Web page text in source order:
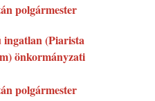
polgármester
ingatlan (Piarista
önkormányzati
polgármester